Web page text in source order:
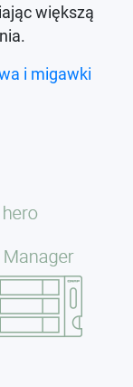
większą
i migawki